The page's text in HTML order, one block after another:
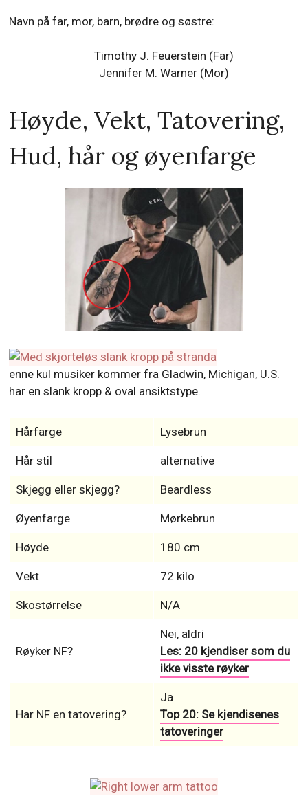
Navn på far, mor, barn, brødre og søstre:
Timothy J. Feuerstein (Far)
Jennifer M. Warner (Mor)
Høyde, Vekt, Tatovering,
Hud, hår og øyenfarge
enne kul musiker kommer fra Gladwin, Michigan, U.S.
har en slank kropp & oval ansiktstype.
Hårfarge Lysebrun
Hår stil alternative
Skjegg eller skjegg? Beardless
Øyenfarge Mørkebrun
Høyde 180 cm
Vekt 72 kilo
Skostørrelse N/A
Røyker NF?
Nei, aldri
Les: 20 kjendiser som du
ikke visste røyker
Har NF en tatovering?
Ja
Top 20: Se kjendisenes
tatoveringer